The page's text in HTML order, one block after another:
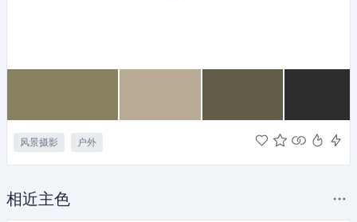
风景摄影 户外
相近主色